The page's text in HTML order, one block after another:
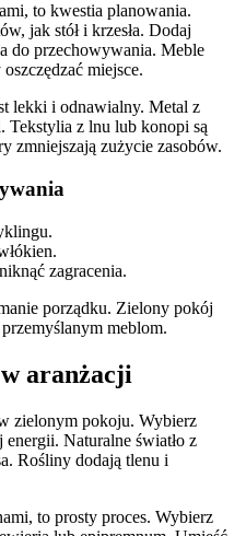
to kwestia planowania.
jak stół i krzesła. Dodaj
do przechowywania. Meble
miejsce.
lekki i odnawialny. Metal z
Tekstylia z lnu lub konopi są
zmniejszają zużycie zasobów.
zagracenia.
porządku. Zielony pokój
meblom.
aranżacji
zielonym pokoju. Wybierz
Naturalne światło z
Rośliny dodają tlenu i
to prosty proces. Wybierz